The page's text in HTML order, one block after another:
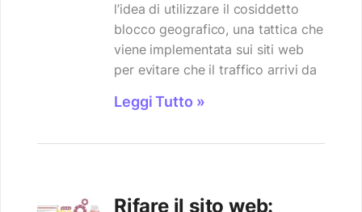
l’idea di utilizzare il cosiddetto
blocco geografico, una tattica che
viene implementata sui siti web
per evitare che il traffico arrivi da
Leggi Tutto »
Rifare il sito web: